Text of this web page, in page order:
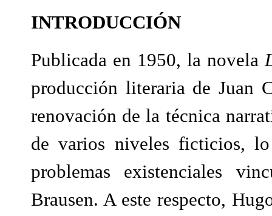
INTRODUCCIÓN
Publicada en 1950, la novela
producción literaria de Juan
renovación de la técnica
de varios niveles ficticios,
problemas existenciales
Brausen. A este respecto,